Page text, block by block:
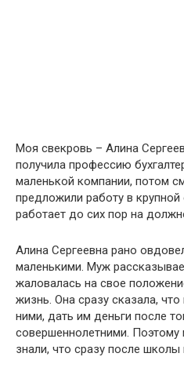
Моя свекровь – Алина
получила профессию
маленькой компании, потом
предложили работу в
работает до сих пор на
Алина Сергеевна рано
маленькими. Муж
жаловалась на свое
жизнь. Она сразу сказала,
ними, дать им деньги после
совершеннолетними. Поэтому
знали, что сразу после